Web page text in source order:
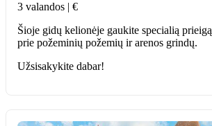
3 valandos | €
Šioje gidų kelionėje gaukite specialią prieigą
prie požeminių požemių ir arenos grindų.
Užsisakykite dabar!